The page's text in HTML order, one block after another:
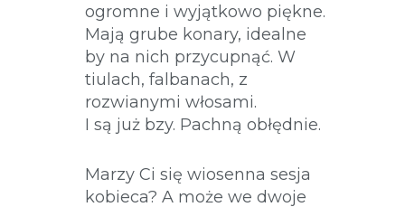
ogromne i wyjątkowo piękne.
Mają grube konary, idealne
by na nich przycupnąć. W
tiulach, falbanach, z
rozwianymi włosami.
I są już bzy. Pachną obłędnie.
Marzy Ci się wiosenna sesja
kobieca? A może we dwoje